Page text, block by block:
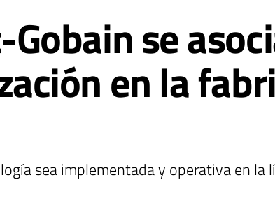
Gobain se
en la
sea implementada y operativa en